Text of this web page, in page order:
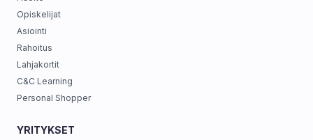
Opiskelijat
Asiointi
Rahoitus
Lahjakortit
C&C Learning
Personal Shopper
YRITYKSET